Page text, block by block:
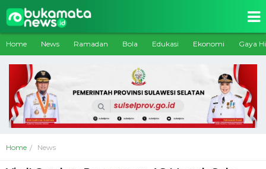
Home News Ramadan Bola Edukasi Ekonomi Gaya
Home News